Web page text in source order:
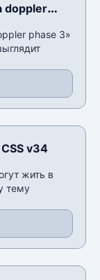
doppler
phase 3»
v34
жить в
тему